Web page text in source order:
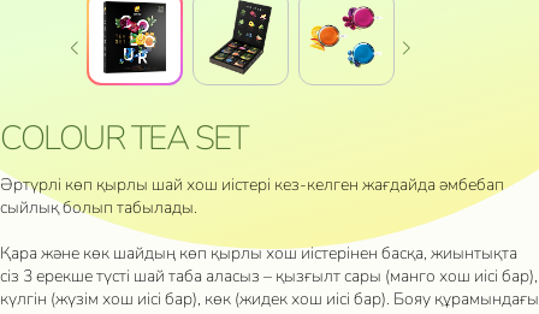
COLOUR TEA SET
Әртүрлі көп қырлы шай хош иістері кез-келген жағдайда әмбебап
сыйлық болып табылады.
Қара және көк шайдың көп қырлы хош иістерінен басқа, жиынтықта
сіз 3 ерекше түсті шай таба аласыз – қызғылт сары (манго хош иісі бар),
күлгін (жүзім хош иісі бар), көк (жидек хош иісі бар). Бояу құрамындағы